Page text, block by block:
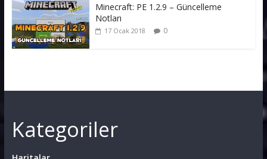
Minecraft: PE 1.2.9 – Güncelleme
Notları
17 Ocak 2018 0
Kategoriler